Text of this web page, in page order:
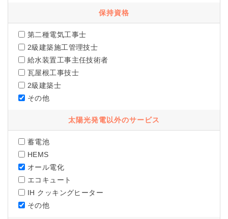
保持資格
第二種電気工事士
2級建築施工管理技士
給水装置工事主任技術者
瓦屋根工事技士
2級建築士
その他
太陽光発電以外のサービス
蓄電池
HEMS
オール電化
エコキュート
IH クッキングヒーター
その他